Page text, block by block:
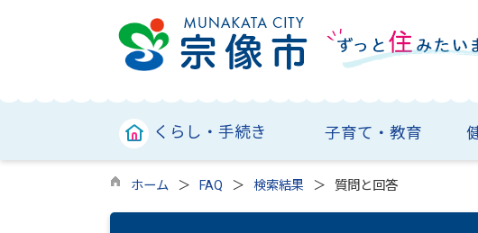
くらし・手続き 子育て・教育
ホーム FAQ 検索結果 質問と回答